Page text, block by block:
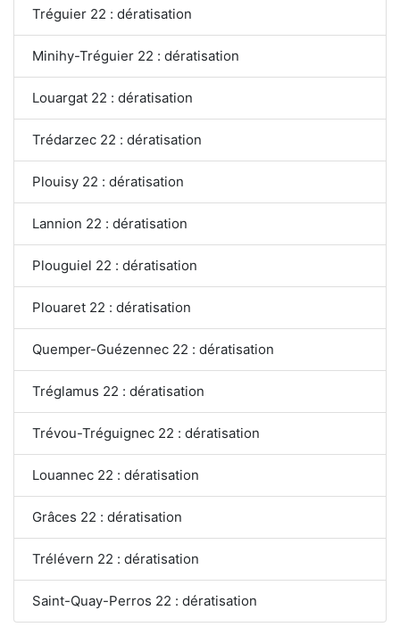
Tréguier 22 : dératisation
Minihy-Tréguier 22 : dératisation
Louargat 22 : dératisation
Trédarzec 22 : dératisation
Plouisy 22 : dératisation
Lannion 22 : dératisation
Plouguiel 22 : dératisation
Plouaret 22 : dératisation
Quemper-Guézennec 22 : dératisation
Tréglamus 22 : dératisation
Trévou-Tréguignec 22 : dératisation
Louannec 22 : dératisation
Grâces 22 : dératisation
Trélévern 22 : dératisation
Saint-Quay-Perros 22 : dératisation